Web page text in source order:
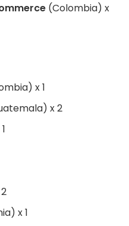
(Colombia) x
x 1
x 2
x 1